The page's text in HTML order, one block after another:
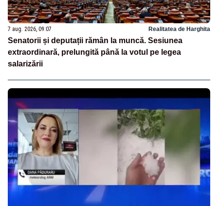
7 aug. 2026, 09:07 Realitatea de Harghita
Senatorii și deputații rămân la muncă. Sesiunea
extraordinară, prelungită până la votul pe legea
salarizării